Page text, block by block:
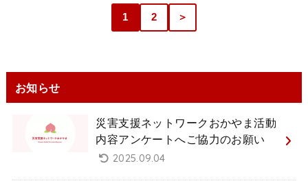
1 2 ＞
お知らせ
災害支援ネットワークおかやま活動
内容アンケートへご協力のお願い
2025.09.04